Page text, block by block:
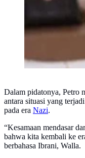
Dalam pidatonya, Petro
antara situasi yang
pada era Nazi.
“Kesamaan mendasar
bahwa kita kembali ke
berbahasa Ibrani, Walla.